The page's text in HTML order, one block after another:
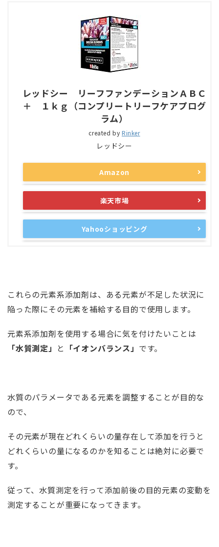
レッドシー リーフファンデーションＡＢＣ
＋ １ｋｇ（コンプリートリーフケアプログ
ラム）
created by Rinker
レッドシー
Amazon
楽天市場
Yahooショッピング
これらの元素系添加剤は、ある元素が不足した状況に
陥った際にその元素を補給する目的で使用します。
元素系添加剤を使用する場合に気を付けたいことは
「水質測定」 と 「イオンバランス」 です。
水質のパラメータである元素を調整することが目的な
ので、
その元素が現在どれくらいの量存在して添加を行うと
どれくらいの量になるのかを知ることは絶対に必要で
す。
従って、水質測定を行って添加前後の目的元素の変動を
測定することが重要になってきます。